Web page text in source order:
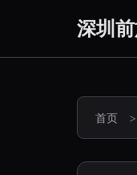
深圳
首页 >